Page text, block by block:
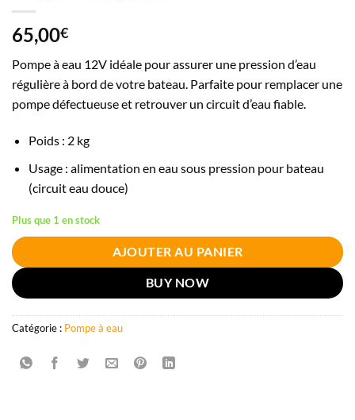
65,00€
Pompe à eau 12V idéale pour assurer une pression d’eau
régulière à bord de votre bateau. Parfaite pour remplacer une
pompe défectueuse et retrouver un circuit d’eau fiable.
Poids : 2 kg
Usage : alimentation en eau sous pression pour bateau
(circuit eau douce)
Plus que 1 en stock
AJOUTER AU PANIER
BUY NOW
Catégorie : Pompe à eau